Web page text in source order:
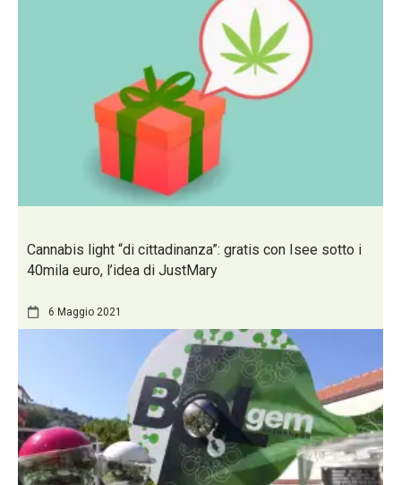
Cannabis light “di cittadinanza”: gratis con Isee sotto i
40mila euro, l’idea di JustMary
6 Maggio 2021